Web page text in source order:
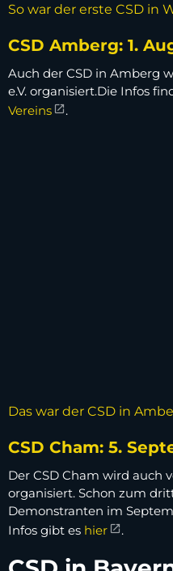
So war der erste CSD in
CSD Amberg: 1.
Auch der CSD in Amberg
e.V. organisiert.Die Infos
Vereins
.
Das war der CSD in
CSD Cham: 5.
Der CSD Cham wird auch
organisiert. Schon zum
Demonstranten im
Infos gibt es hier .